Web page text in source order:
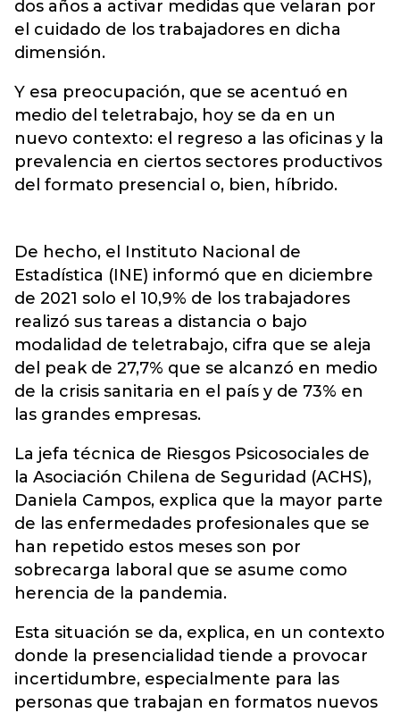
dos años a activar medidas que velaran por
el cuidado de los trabajadores en dicha
dimensión.
Y esa preocupación, que se acentuó en
medio del teletrabajo, hoy se da en un
nuevo contexto: el regreso a las oficinas y la
prevalencia en ciertos sectores productivos
del formato presencial o, bien, híbrido.
De hecho, el Instituto Nacional de
Estadística (INE) informó que en diciembre
de 2021 solo el 10,9% de los trabajadores
realizó sus tareas a distancia o bajo
modalidad de teletrabajo, cifra que se aleja
del peak de 27,7% que se alcanzó en medio
de la crisis sanitaria en el país y de 73% en
las grandes empresas.
La jefa técnica de Riesgos Psicosociales de
la Asociación Chilena de Seguridad (ACHS),
Daniela Campos, explica que la mayor parte
de las enfermedades profesionales que se
han repetido estos meses son por
sobrecarga laboral que se asume como
herencia de la pandemia.
Esta situación se da, explica, en un contexto
donde la presencialidad tiende a provocar
incertidumbre, especialmente para las
personas que trabajan en formatos nuevos